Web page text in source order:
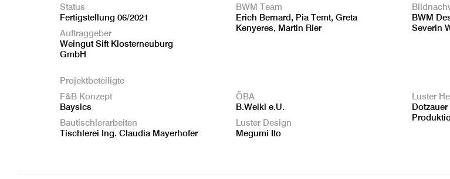
Status
Fertigstellung 06/2021
Auftraggeber
Weingut Sift Klosterneuburg
GmbH
BWM Team
Erich Bernard, Pia Temt, Greta
Kenyeres, Martin Rier
BWM
Severin
Projektbeteiligte
F&B Konzept
Baysics
Bautischlerarbeiten
Tischlerei Ing. Claudia Mayerhofer
ÖBA
B.Weikl e.U.
Luster Design
Megumi Ito
Luster